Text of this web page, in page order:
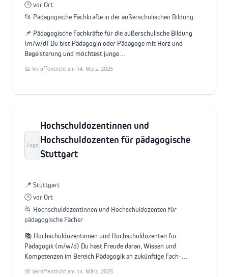
🕒 vor Ort
📂 Pädagogische Fachkräfte in der außerschulischen Bildung
📌 Pädagogische Fachkräfte für die außerschulische Bildung
(m/w/d) Du bist Pädagogin oder Pädagoge mit Herz und
Begeisterung und möchtest junge…
📅 Veröffentlicht am 14. März. 2025
Logo
Hochschuldozentinnen und
Hochschuldozenten für pädagogische
Stuttgart
📍 Stuttgart
🕒 vor Ort
📂 Hochschuldozentinnen und Hochschuldozenten für
pädagogische Fächer
📚 Hochschuldozentinnen und Hochschuldozenten für
Pädagogik (m/w/d) Du hast Freude daran, Wissen und
Kompetenzen im Bereich Pädagogik an zukünftige Fach-…
📅 Veröffentlicht am 14. März. 2025